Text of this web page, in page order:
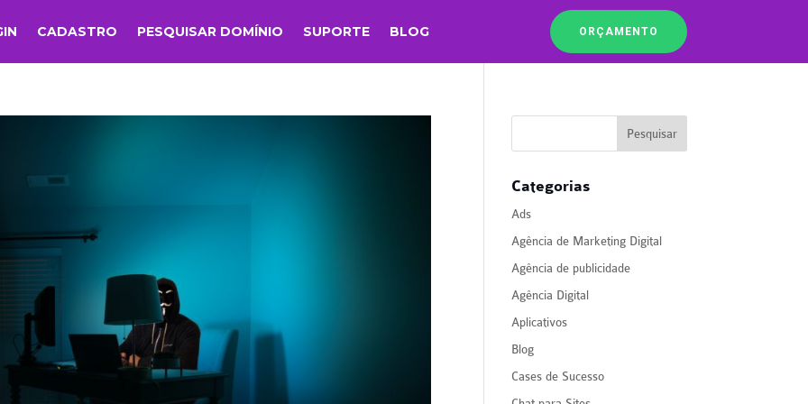
CADASTRO PESQUISAR DOMÍNIO SUPORTE BLOG ORÇAMENTO
Categorias
Ads
Agência de Marketing Digital
Agência de publicidade
Agência Digital
Aplicativos
Blog
Cases de Sucesso